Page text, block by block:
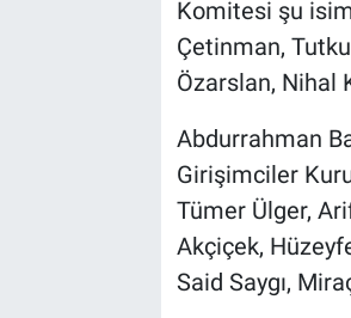
Komitesi şu
Çetinman,
Özarslan, Nihal
Abdurrahman
Girişimciler
Tümer Ülger,
Akçiçek,
Said Saygı,